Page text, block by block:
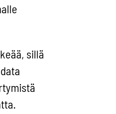
sillä